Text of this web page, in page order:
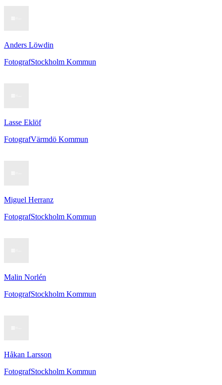
Anders Löwdin
FotografStockholm Kommun
Lasse Eklöf
FotografVärmdö Kommun
Miguel Herranz
FotografStockholm Kommun
Malin Norlén
FotografStockholm Kommun
Håkan Larsson
FotografStockholm Kommun